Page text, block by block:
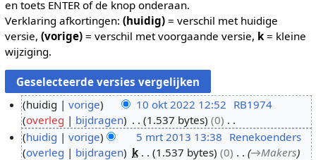
en toets ENTER of de knop onderaan.
Verklaring afkortingen: (huidig)= verschil met huidige
versie, (vorige)= verschil met voorgaande versie, k= kleine
wijziging.
0
huidig vorige 10 okt 2022 12:52 RB1974
overleg
bijdragen 1.537 bytes
0
G
e
huidig vorige 5 mrt 2013 13:38 Renekoenders
overleg
bijdragen k 1.537 bytes 0 →Makers